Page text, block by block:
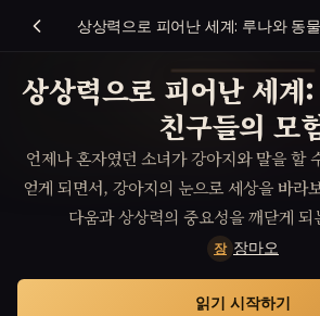
상상력으로 피어난 세계: 루나와 동
상상력으로 피어난 세계
친구들의 모
언제나 혼자였던 소녀가 강아지와 말을 할
얻게 되면서, 강아지의 눈으로 세상을 바라
다움과 상상력의 중요성을 깨닫게 되
장 장마오
읽기 시작하기